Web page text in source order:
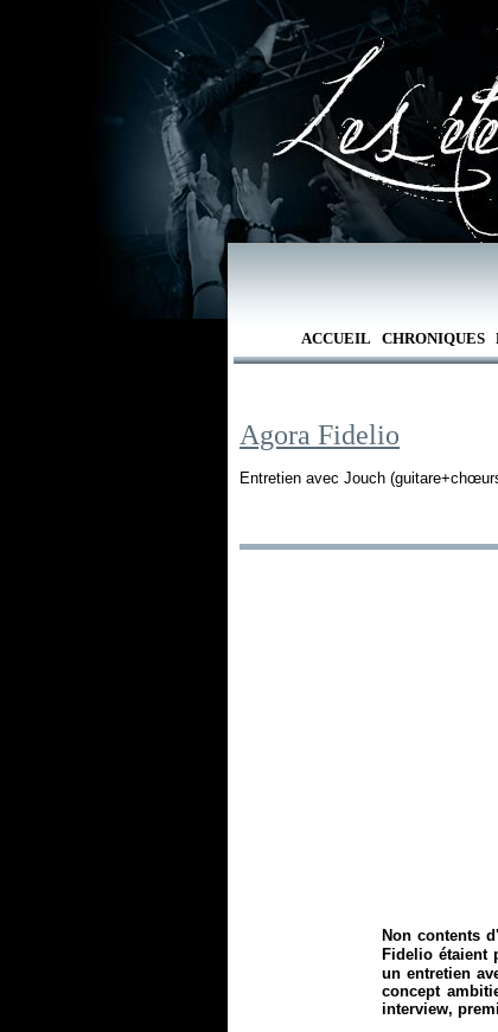
ACCUEIL CHRONIQUES
Agora Fidelio
Entretien avec Jouch
Non contents
Fidelio étaient
un entretien
concept
interview,